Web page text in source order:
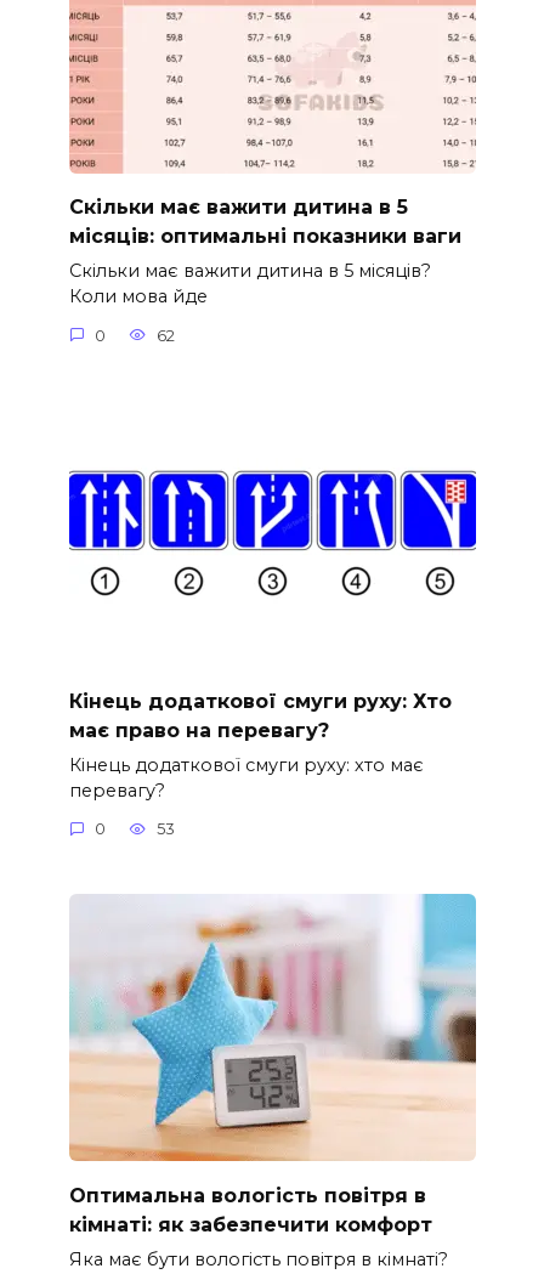
Скільки має важити дитина в 5
місяців: оптимальні показники ваги
Скільки має важити дитина в 5 місяців?
Коли мова йде
0 62
Кінець додаткової смуги руху: Хто
має право на перевагу?
Кінець додаткової смуги руху: хто має
перевагу?
0 53
Оптимальна вологість повітря в
кімнаті: як забезпечити комфорт
Яка має бути вологість повітря в кімнаті?